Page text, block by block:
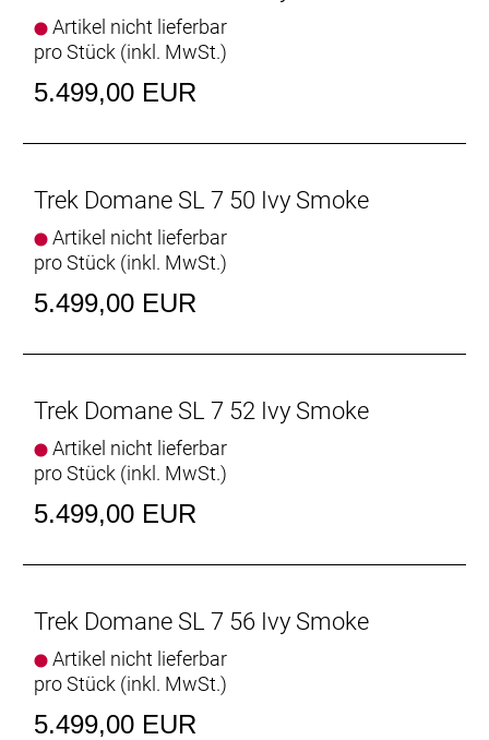
Aufnahmepunkten am Oberrohr hast du auf deinen
Ganztagestouren stets genug Stauraum zur
Verfügung.
Zug-/Leitungsführung und der verborgenen
Sattelstützenklemmung zeichnet durch eine noch
nie dagewesene Integration aus.
integriertes Staufach, konisches Steuerrohr, interne
Flat Mount-Scheibenbremsaufnahme, 142 x12 mm
Steckachse
Rahmengröße: 54
34 Z. an größtem Ritzel
Anzahl Gänge: 1
Schalthebel: Shimano Ultegra R8170 Di2, 12fach
Artikel nicht lieferbar
pro Stück (inkl. MwSt.)
5.499,00 EUR
Trek Domane SL 7 50 Ivy Smoke
Artikel nicht lieferbar
pro Stück (inkl. MwSt.)
5.499,00 EUR
Trek Domane SL 7 52 Ivy Smoke
Artikel nicht lieferbar
pro Stück (inkl. MwSt.)
5.499,00 EUR
Trek Domane SL 7 56 Ivy Smoke
Artikel nicht lieferbar
pro Stück (inkl. MwSt.)
5.499,00 EUR